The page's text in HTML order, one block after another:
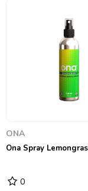
ONA
Ona Spray
0